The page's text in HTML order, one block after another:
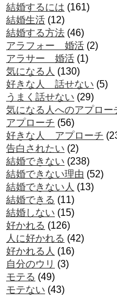
結婚するには (161)
結婚生活 (12)
結婚する方法 (46)
アラフォー 婚活 (2)
アラサー 婚活 (1)
気になる人 (130)
好きな人 話せない (5)
うまく話せない (29)
気になる人へのアプロー
アプローチ (56)
好きな人 アプローチ
告白されたい (2)
結婚できない (238)
結婚できない理由 (52)
結婚できない人 (13)
結婚できる (11)
結婚しない (15)
好かれる (126)
人に好かれる (42)
好かれる人 (16)
自分のウリ (3)
モテる (49)
モテない (43)